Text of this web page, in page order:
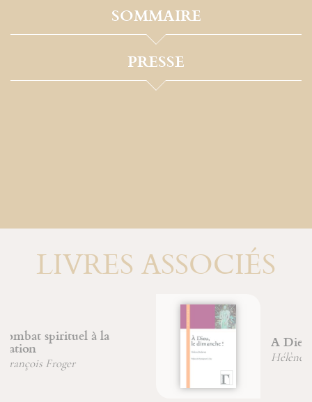
SOMMAIRE
PRESSE
LIVRES ASSOCIÉS
A Dieu le dimanche !
Hélène Bodenez